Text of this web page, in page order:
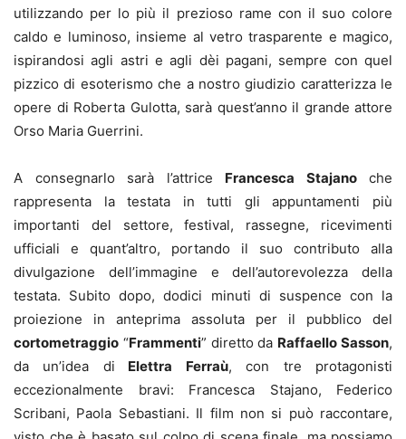
utilizzando per lo più il prezioso rame con il suo colore
caldo e luminoso, insieme al vetro trasparente e magico,
ispirandosi agli astri e agli dèi pagani, sempre con quel
pizzico di esoterismo che a nostro giudizio caratterizza le
opere di Roberta Gulotta, sarà quest’anno il grande attore
Orso Maria Guerrini.
A consegnarlo sarà l’attrice Francesca Stajanoche
rappresenta la testata in tutti gli appuntamenti più
importanti del settore, festival, rassegne, ricevimenti
ufficiali e quant’altro, portando il suo contributo alla
divulgazione dell’immagine e dell’autorevolezza della
testata. Subito dopo, dodici minuti di suspence con la
proiezione in anteprima assoluta per il pubblico del
cortometraggio “Frammenti” diretto da Raffaello Sasson,
da un’idea di Elettra Ferraù, con tre protagonisti
eccezionalmente bravi: Francesca Stajano, Federico
Scribani, Paola Sebastiani. Il film non si può raccontare,